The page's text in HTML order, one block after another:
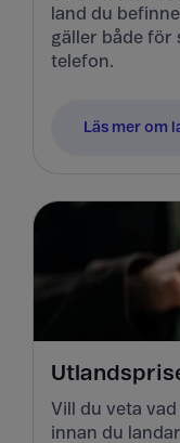
land du
gäller både för
telefon.
Läs mer om
Vill du veta
innan du